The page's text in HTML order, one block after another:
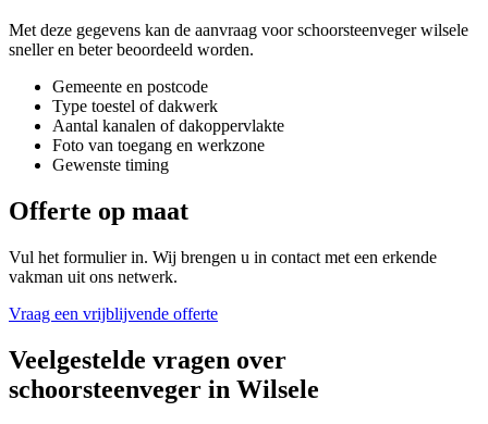
Met deze gegevens kan de aanvraag voorschoorsteenveger wilsele
sneller en beter beoordeeld worden.
Gemeente en postcode
Type toestel of dakwerk
Aantal kanalen of dakoppervlakte
Foto van toegang en werkzone
Gewenste timing
Offerte op maat
Vul het formulier in. Wij brengen u in contact met een erkende
vakman uit ons netwerk.
Vraag een vrijblijvende offerte
Veelgestelde vragen over
schoorsteenveger in Wilsele